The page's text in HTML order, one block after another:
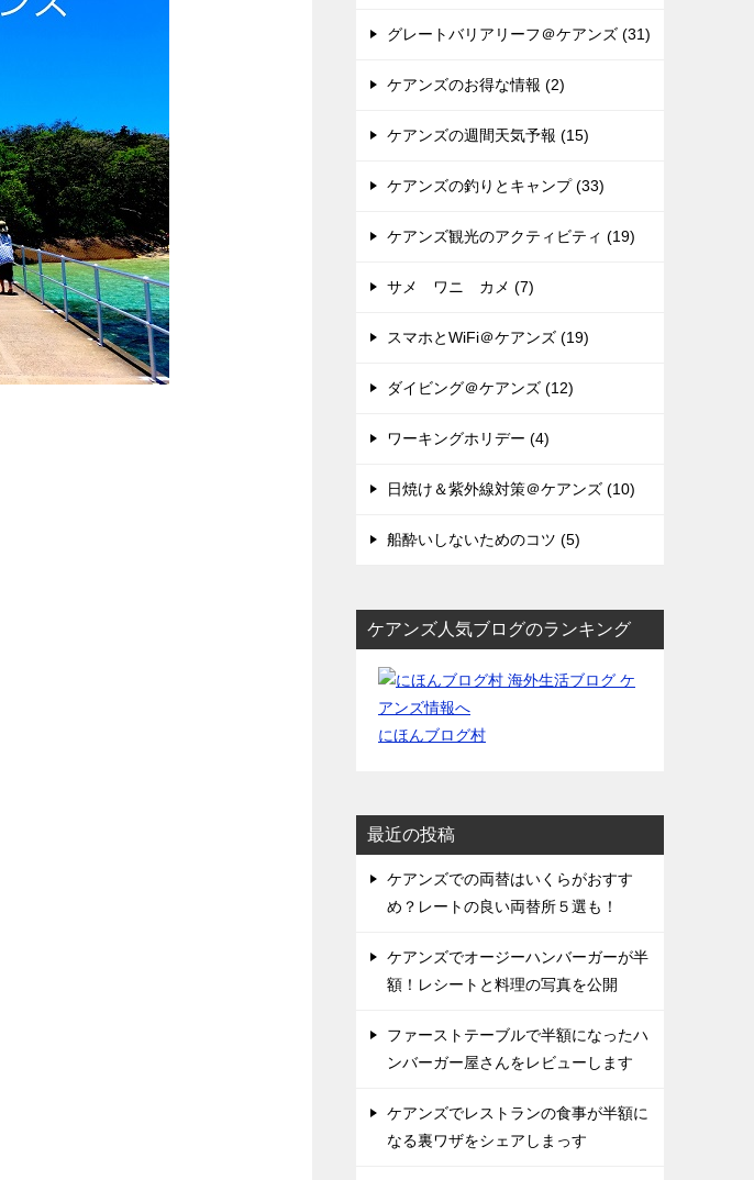
グレートバリアリーフ＠ケアンズ (31)
ケアンズのお得な情報 (2)
ケアンズの週間天気予報 (15)
ケアンズの釣りとキャンプ (33)
ケアンズ観光のアクティビティ (19)
サメ ワニ カメ (7)
スマホとWiFi＠ケアンズ (19)
ダイビング＠ケアンズ (12)
ワーキングホリデー (4)
日焼け＆紫外線対策＠ケアンズ (10)
船酔いしないためのコツ (5)
ケアンズ人気ブログのランキング
にほんブログ村
最近の投稿
ケアンズでの両替はいくらがおすす
め？レートの良い両替所５選も！
ケアンズでオージーハンバーガーが半
額！レシートと料理の写真を公開
ファーストテーブルで半額になったハ
ンバーガー屋さんをレビューします
ケアンズでレストランの食事が半額に
なる裏ワザをシェアしまっす